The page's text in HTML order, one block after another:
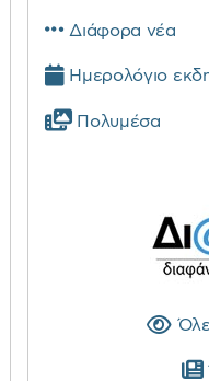
Διάφορα νέα
Ημερολόγιο
Πολυμέσα